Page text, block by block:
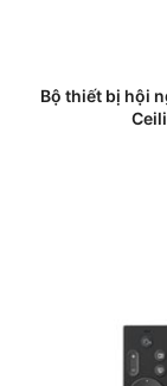
Bộ thiết bị hội